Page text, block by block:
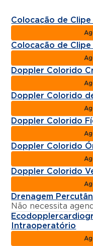
Colocação de Clipe
Colocação de Clipe
Doppler Colorido
Doppler Colorido
Doppler Colorido
Doppler Colorido
Doppler Colorido
Drenagem
Não necessita
Intraoperatório